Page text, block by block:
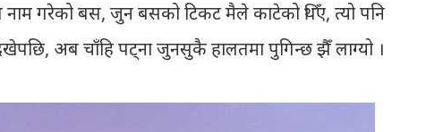
नाम गरेको बस, जुन बसको टिकट मैले काटेको थिँए, त्यो पनि
अब चाँहि पट्ना जुनसुकै हालतमा पुगिन्छ झैँ लाग्यो ।